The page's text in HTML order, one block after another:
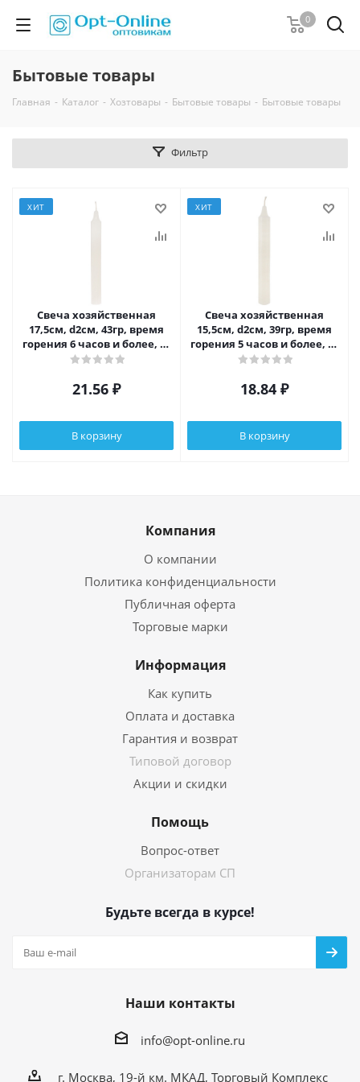
0
Бытовые товары
Главная - Каталог - Хозтовары - Бытовые товары - Бытовые товары
Фильтр
ХИТ
Свеча хозяйственная
17,5см, d2см, 43гр, время
горения 6 часов и более, №
55
21.56 ₽
В корзину
ХИТ
Свеча хозяйственная
15,5см, d2см, 39гр, время
горения 5 часов и более, №
45
18.84 ₽
В корзину
Компания
О компании
Политика конфиденциальности
Публичная оферта
Торговые марки
Информация
Как купить
Оплата и доставка
Гарантия и возврат
Типовой договор
Акции и скидки
Помощь
Вопрос-ответ
Организаторам СП
Будьте всегда в курсе!
Наши контакты
info@opt-online.ru
г. Москва, 19-й км. МКАД, Торговый Комплекс